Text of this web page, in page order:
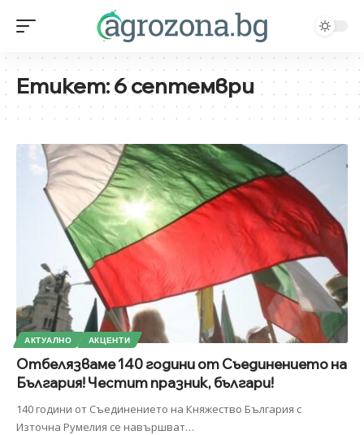
Етикет:6 септември
АКТУАЛНО АКЦЕНТИ
Отбелязваме 140 години от Съединението на
България! Честит празник, българи!
140 години от Съединението на Княжество България с
Източна Румелия се навършват…